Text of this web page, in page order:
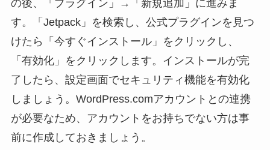
の後、「プラグイン」→「新規追加」に進みま
す。「Jetpack」を検索し、公式プラグインを見つ
けたら「今すぐインストール」をクリックし、
「有効化」をクリックします。インストールが完
了したら、設定画面でセキュリティ機能を有効化
しましょう。WordPress.comアカウントとの連携
が必要なため、アカウントをお持ちでない方は事
前に作成しておきましょう。